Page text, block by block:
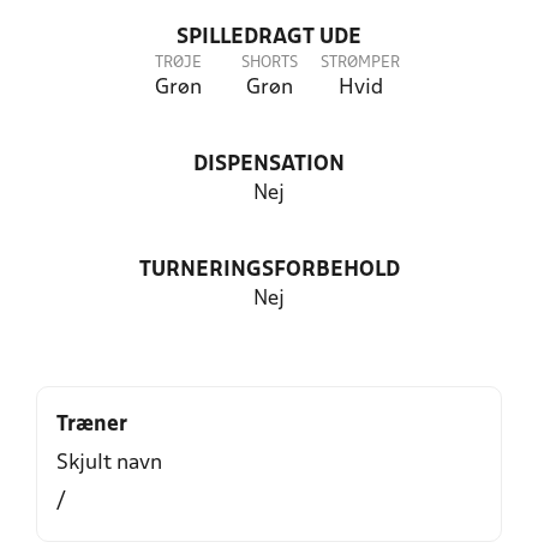
SPILLEDRAGT UDE
TRØJE
Grøn
SHORTS
Grøn
STRØMPER
Hvid
DISPENSATION
Nej
TURNERINGSFORBEHOLD
Nej
Træner
Skjult navn
/